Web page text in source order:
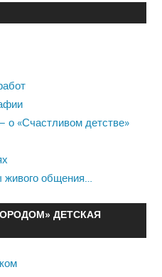
о «Счастливом детстве»
общения…
ДЕТСКАЯ